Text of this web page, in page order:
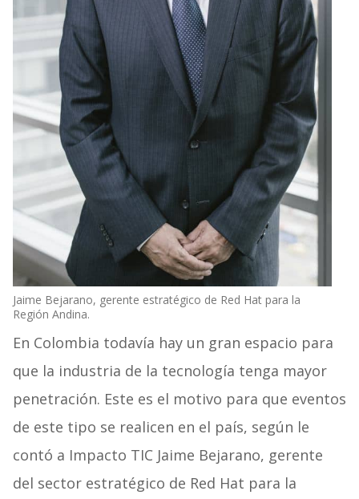
Jaime Bejarano, gerente estratégico de Red Hat para la
Región Andina.
En Colombia todavía hay un gran espacio para
que la industria de la tecnología tenga mayor
penetración. Este es el motivo para que eventos
de este tipo se realicen en el país, según le
contó a Impacto TIC Jaime Bejarano, gerente
del sector estratégico de Red Hat para la